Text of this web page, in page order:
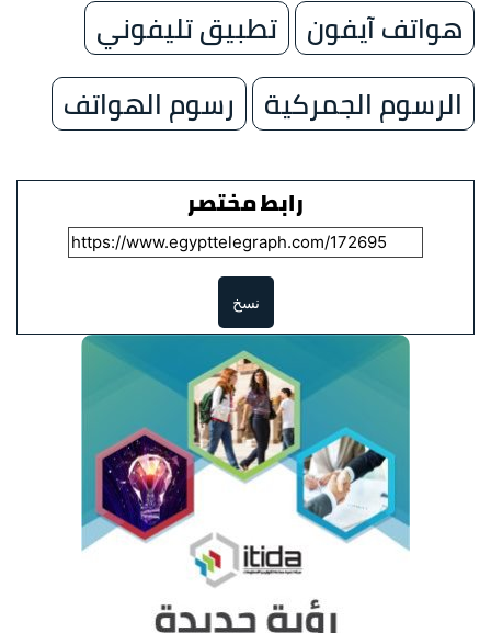
هواتف آيفون تطبيق تليفوني
الرسوم الجمركية
رسوم الهواتف
رابط مختصر
نسخ